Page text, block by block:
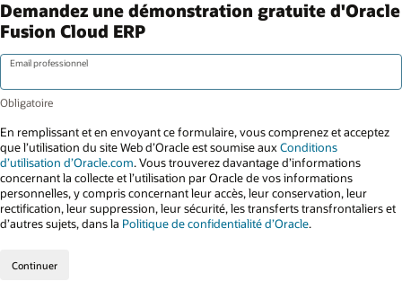
Demandez une démonstration gratuite d'Oracle
Fusion Cloud ERP
Email professionnel
En remplissant et en envoyant ce formulaire, vous comprenez et acceptez
que l’utilisation du site Web d’Oracle est soumise auxConditions
d’utilisation d’Oracle.com. Vous trouverez davantage d’informations
concernant la collecte et l’utilisation par Oracle de vos informations
personnelles, y compris concernant leur accès, leur conservation, leur
rectification, leur suppression, leur sécurité, les transferts transfrontaliers et
d’autres sujets, dans la Politique de confidentialité d’Oracle.
Continuer